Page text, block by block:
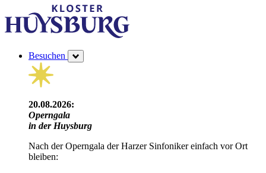
Besuchen
20.08.2026:
Operngala
in der Huysburg
Nach der Operngala der Harzer Sinfoniker einfach vor Ort
bleiben: